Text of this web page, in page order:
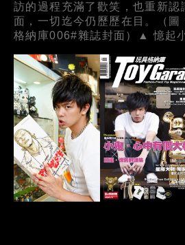
訪的過程充滿了歡笑，也重新認
面，一切迄今仍歷歷在目。（
格納庫006#雜誌封面）▲ 憶起